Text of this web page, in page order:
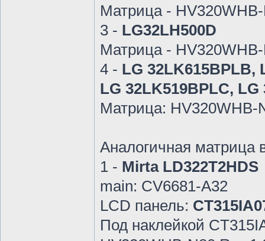
Матрица -
3 - LG32LH500D
Матрица -
4 - LG 32LK615BPLB,
LG 32LK519BPLC,
Матрица: HV320WHB-
Аналогичная матрица
1 - Mirta LD322T2HDS
main: CV6681-A32
LCD панель:
Под наклейкой